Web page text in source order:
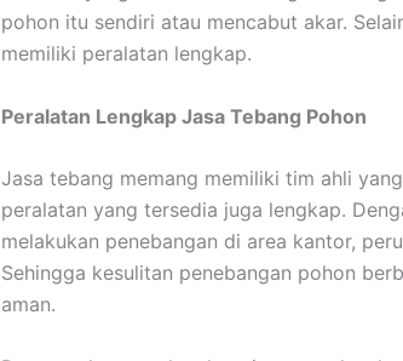
pohon itu sendiri atau mencabut akar.
memiliki peralatan lengkap.
Peralatan Lengkap Jasa Tebang Pohon
Jasa tebang memang memiliki tim ahli
peralatan yang tersedia juga lengkap.
melakukan penebangan di area kantor,
Sehingga kesulitan penebangan pohon
aman.